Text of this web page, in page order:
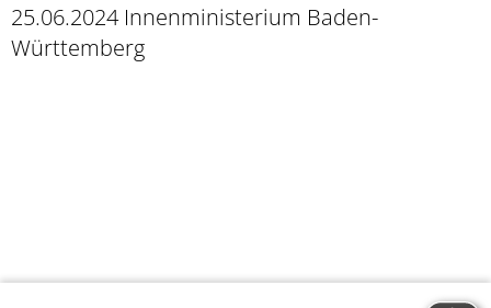
25.06.2024 Innenministerium Baden-
Württemberg